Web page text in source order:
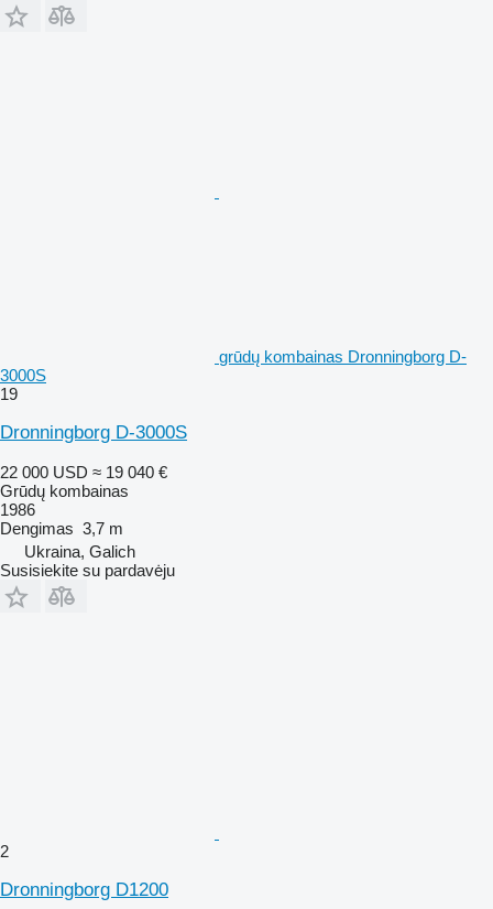
grūdų kombainas Dronningborg D-
3000S
19
Dronningborg D-3000S
22 000 USD ≈ 19 040 €
Grūdų kombainas
1986
Dengimas 3,7 m
Ukraina, Galich
Susisiekite su pardavėju
2
Dronningborg D1200